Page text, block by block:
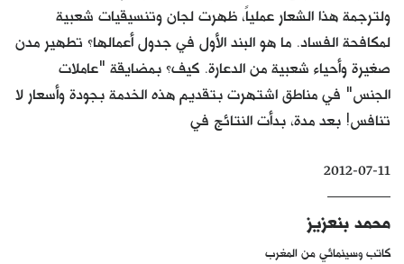
دفاتر
بالصورة
كتّابنا
الأرشيف
ولترجمة هذا الشعار عملياً، ظهرت لجان وتنسيقيات شعبية
لمكافحة الفساد. ما هو البند الأول في جدول أعمالها؟ تطهير مدن
صغيرة وأحياء شعبية من الدعارة. كيف؟ بمضايقة "عاملات
الجنس" في مناطق اشتهرت بتقديم هذه الخدمة بجودة وأسعار لا
تنافس! بعد مدة، بدأت النتائج في
2012-07-11
محمد بنعزيز
كاتب وسينمائي من المغرب